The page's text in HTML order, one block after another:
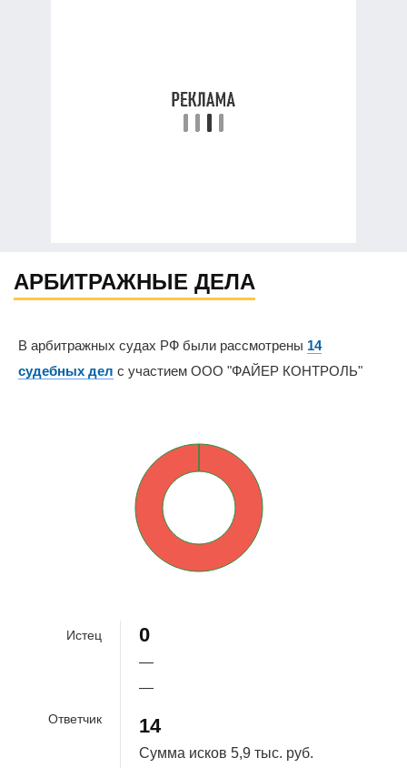
АРБИТРАЖНЫЕ ДЕЛА
В арбитражных судах РФ были рассмотрены 14
судебных дел с участием ООО "ФАЙЕР КОНТРОЛЬ"
Истец
Ответчик
0
—
—
14
Сумма исков 5,9 тыс. руб.